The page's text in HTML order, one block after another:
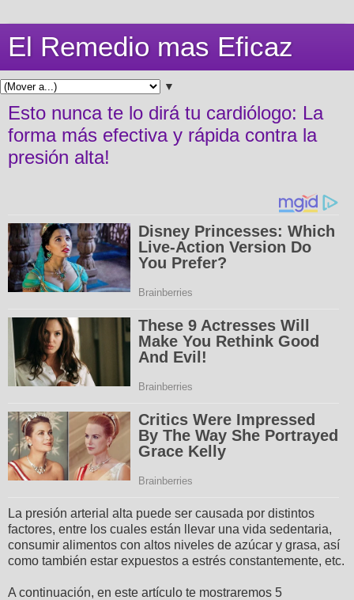
El Remedio mas Eficaz
▼
Esto nunca te lo dirá tu cardiólogo: La
forma más efectiva y rápida contra la
presión alta!
La presión arterial alta puede ser causada por distintos
factores, entre los cuales están llevar una vida sedentaria,
consumir alimentos con altos niveles de azúcar y grasa, así
como también estar expuestos a estrés constantemente, etc.
A continuación, en este artículo te mostraremos 5